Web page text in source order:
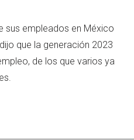
sus empleados en México
que la generación 2023
de los que varios ya